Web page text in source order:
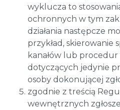
wyklucza to
ochronnych w tym
działania następcze
przykład, skierowanie
kanałów lub
dotyczących jedynie
osoby dokonującej
zgodnie z treścią
wewnętrznych